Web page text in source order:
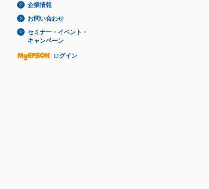
企業情報
お問い合わせ
セミナー・イベント・
キャンペーン
ログイン